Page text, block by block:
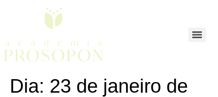
Dia: 23 de janeiro de